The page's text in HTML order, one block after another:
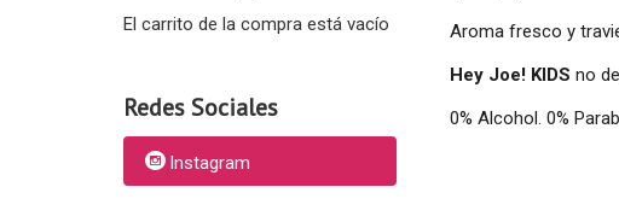
El carrito de la compra está vacío
Redes Sociales
Instagram
Aroma fresco y
Hey Joe! KIDS no
0% Alcohol. 0%